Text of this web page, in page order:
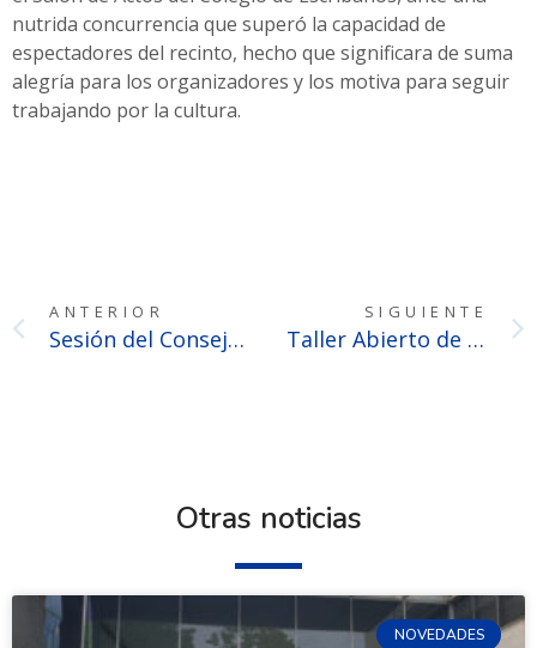
nutrida concurrencia que superó la capacidad de
espectadores del recinto, hecho que significara de suma
alegría para los organizadores y los motiva para seguir
trabajando por la cultura.
ANTERIOR
Sesión del Consejo Directivo
SIGUIENTE
Taller Abierto de Consultas en la Delegación Pergamino
Otras noticias
NOVEDADES